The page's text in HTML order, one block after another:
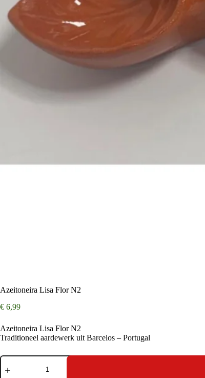
Azeitoneira Lisa Flor N2
€ 6,99
Azeitoneira Lisa Flor N2
Traditioneel aardewerk uit Barcelos – Portugal
Azeitoneira
Lisa